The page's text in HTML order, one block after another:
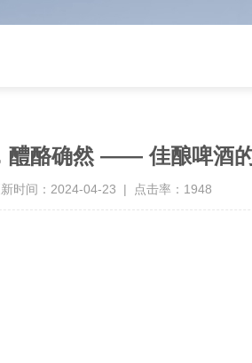
醴酪确然 —— 佳酿啤酒
新时间：2024-04-23 | 点击率：1948